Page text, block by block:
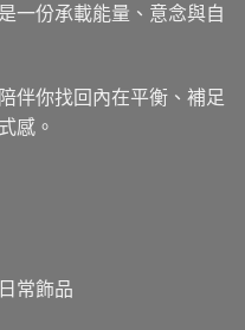
一份承載能量、意念與自
伴你找回內在平衡、補足
感。
常飾品